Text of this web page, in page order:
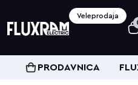
Veleprodaja
PRODAVNICA